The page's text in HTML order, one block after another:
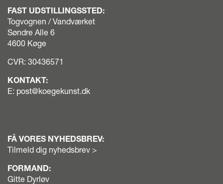
FAST UDSTILLINGSSTED:
Togvognen / Vandværket
Søndre Alle 6
4600 Køge
CVR: 30436571
KONTAKT:
E: post@koegekunst.dk
FÅ VORES NYHEDSBREV:
Tilmeld dig nyhedsbrev >
FORMAND:
Gitte Dyrløv